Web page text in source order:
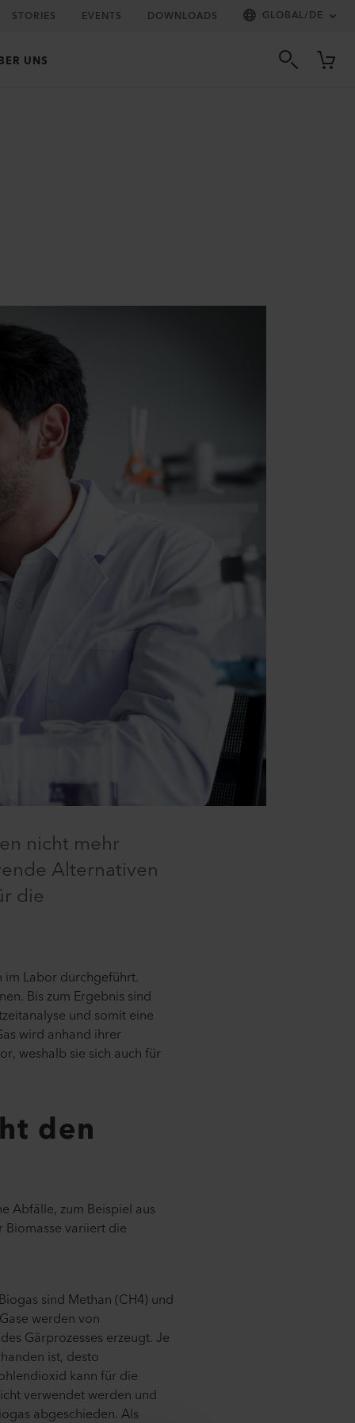
STORIES EVENTS DOWNLOADS GLOBAL/DE
UNS
nicht mehr
Alternativen
die
Labor durchgeführt.
Bis zum Ergebnis sind
und somit eine
wird anhand ihrer
weshalb sie sich auch für
den
Abfälle, zum Beispiel aus
Biomasse variiert die
sind Methan (CH4) und
werden von
Gärprozesses erzeugt. Je
ist, desto
kann für die
verwendet werden und
abgeschieden. Als